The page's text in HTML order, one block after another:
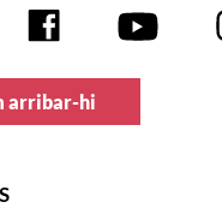
arribar-hi